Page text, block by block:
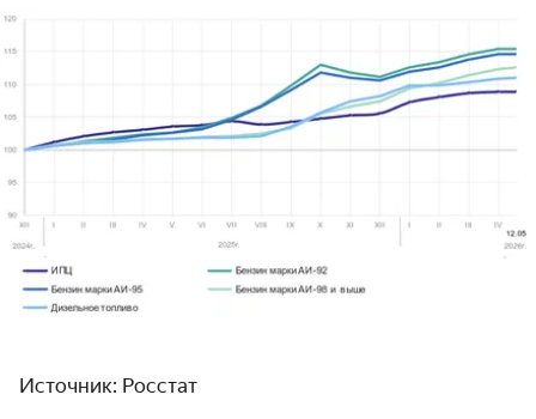
Источник: Росстат